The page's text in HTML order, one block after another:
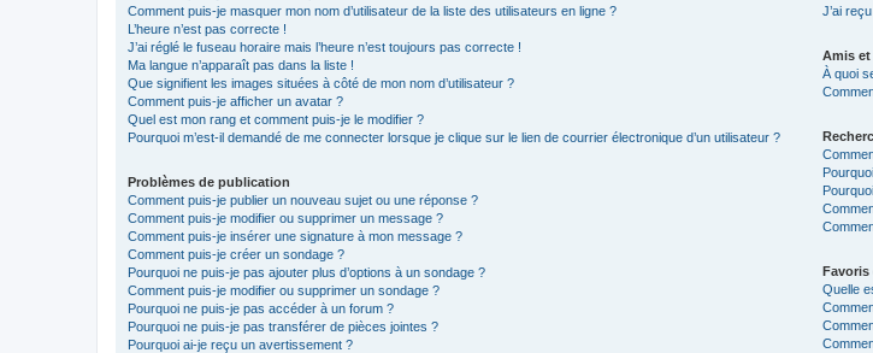
Comment puis-je masquer mon nom d’utilisateur de la liste des utilisateurs en ligne ?
L’heure n’est pas correcte !
J’ai réglé le fuseau horaire mais l’heure n’est toujours pas correcte !
Ma langue n’apparaît pas dans la liste !
Que signifient les images situées à côté de mon nom d’utilisateur ?
Comment puis-je afficher un avatar ?
Quel est mon rang et comment puis-je le modifier ?
Pourquoi m’est-il demandé de me connecter lorsque je clique sur le lien de courrier électronique d’un utilisateur ?
Problèmes de publication
Comment puis-je publier un nouveau sujet ou une réponse ?
Comment puis-je modifier ou supprimer un message ?
Comment puis-je insérer une signature à mon message ?
Comment puis-je créer un sondage ?
Pourquoi ne puis-je pas ajouter plus d’options à un sondage ?
Comment puis-je modifier ou supprimer un sondage ?
Pourquoi ne puis-je pas accéder à un forum ?
Pourquoi ne puis-je pas transférer de pièces jointes ?
Pourquoi ai-je reçu un avertissement ?
J’ai
Amis
À quoi
Favoris
Quelle